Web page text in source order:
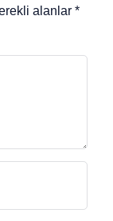
alanlar *